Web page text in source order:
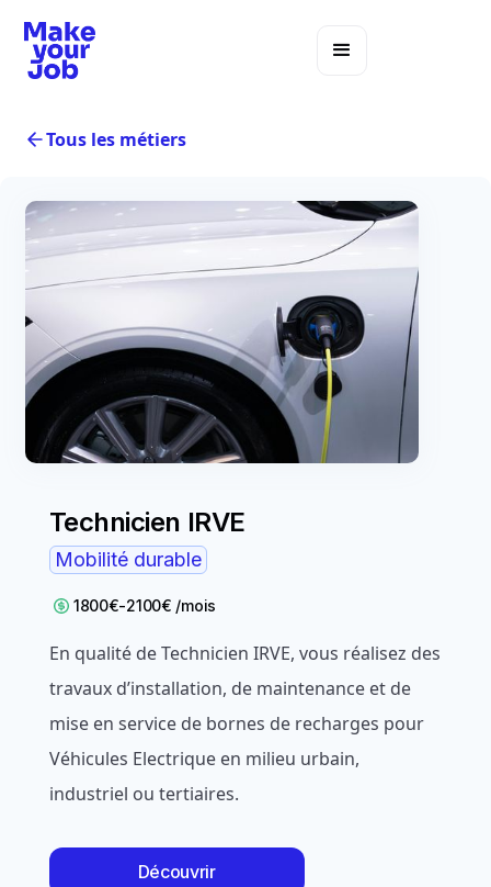
Tous les métiers
Technicien IRVE
Mobilité durable
1800€-2100€ /mois
En qualité de Technicien IRVE, vous réalisez des
travaux d’installation, de maintenance et de
mise en service de bornes de recharges pour
Véhicules Electrique en milieu urbain,
industriel ou tertiaires.
Découvrir